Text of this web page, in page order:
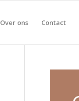
Over ons Contact